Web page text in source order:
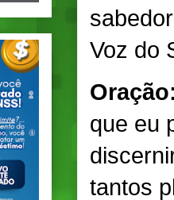
Voz do
que eu
tantos